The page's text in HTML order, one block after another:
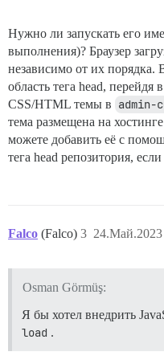
Нужно ли запускать его
выполнения)? Браузер
независимо от их порядка.
область тега head, перейдя
CSS/HTML темы в admin-
тема размещена на
можете добавить её с
тега head репозитория,
Falco (Falco) 24.Май.2023
3
Osman Görmüş:
Я бы хотел внедрить
load .